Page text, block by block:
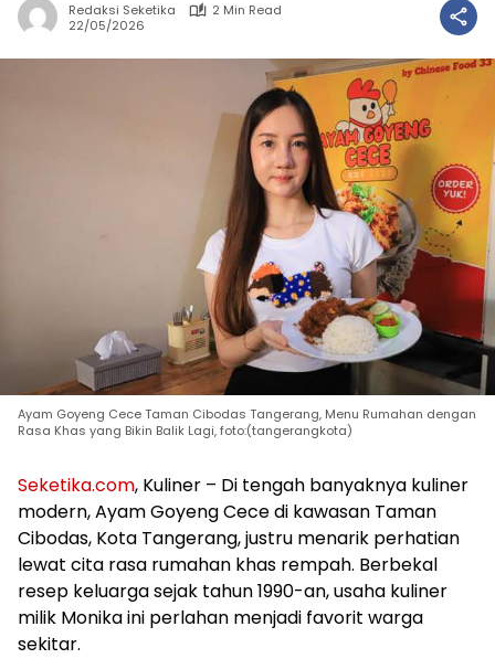
Redaksi Seketika
2 Min Read
22/05/2026
Ayam Goyeng Cece Taman Cibodas Tangerang, Menu Rumahan dengan
Rasa Khas yang Bikin Balik Lagi, foto:(tangerangkota)
Seketika.com, Kuliner – Di tengah banyaknya kuliner
modern, Ayam Goyeng Cece di kawasan Taman
Cibodas, Kota Tangerang, justru menarik perhatian
lewat cita rasa rumahan khas rempah. Berbekal
resep keluarga sejak tahun 1990-an, usaha kuliner
milik Monika ini perlahan menjadi favorit warga
sekitar.